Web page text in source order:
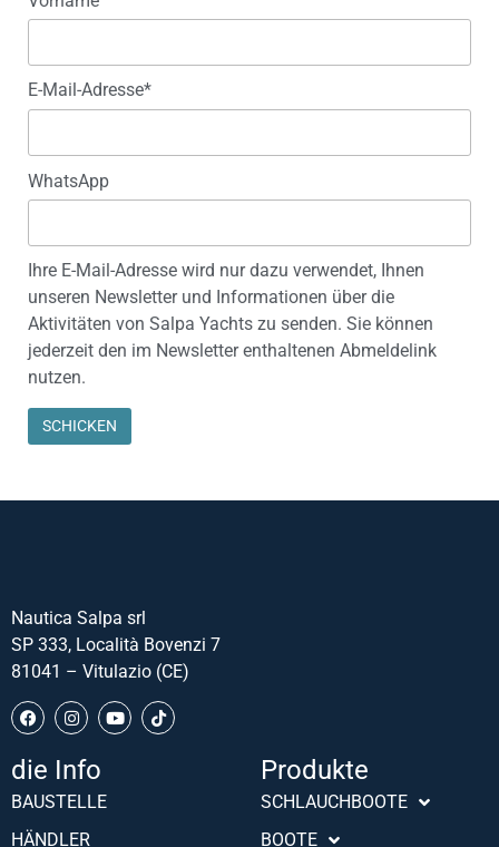
E-Mail-Adresse*
WhatsApp
Ihre E-Mail-Adresse wird nur dazu verwendet, Ihnen
unseren Newsletter und Informationen über die
Aktivitäten von Salpa Yachts zu senden. Sie können
jederzeit den im Newsletter enthaltenen Abmeldelink
nutzen.
Nautica Salpa srl
SP 333, Località Bovenzi 7
81041 – Vitulazio (CE)
die Info
BAUSTELLE
HÄNDLER
Produkte
SCHLAUCHBOOTE
BOOTE